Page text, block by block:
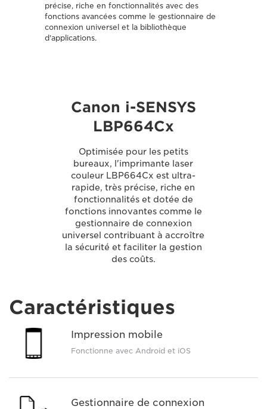
précise, riche en fonctionnalités avec des
fonctions avancées comme le gestionnaire de
connexion universel et la bibliothèque
d'applications.
Canon i-SENSYS
LBP664Cx
Optimisée pour les petits
bureaux, l'imprimante laser
couleur LBP664Cx est ultra-
rapide, très précise, riche en
fonctionnalités et dotée de
fonctions innovantes comme le
gestionnaire de connexion
universel contribuant à accroître
la sécurité et faciliter la gestion
des coûts.
Caractéristiques
Impression mobile
Fonctionne avec Android et iOS
Gestionnaire de connexion